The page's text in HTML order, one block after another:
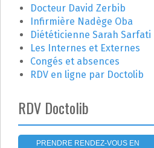
i
o
n
d
e
l
e
r
:
Docteur David Zerbib
Infirmière Nadège Oba
Diététicienne Sarah Sarfati
Les Internes et Externes
Congés et absences
RDV en ligne par Doctolib
RDV Doctolib
PRENDRE RENDEZ-VOUS EN